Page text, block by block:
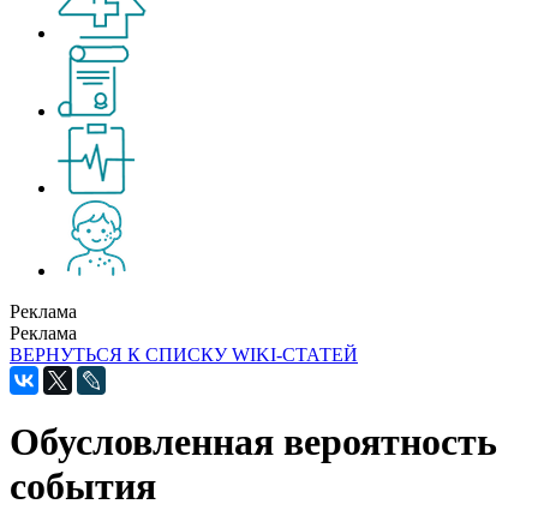
Реклама
Реклама
ВЕРНУТЬСЯ К СПИСКУ WIKI-СТАТЕЙ
Обусловленная вероятность
события